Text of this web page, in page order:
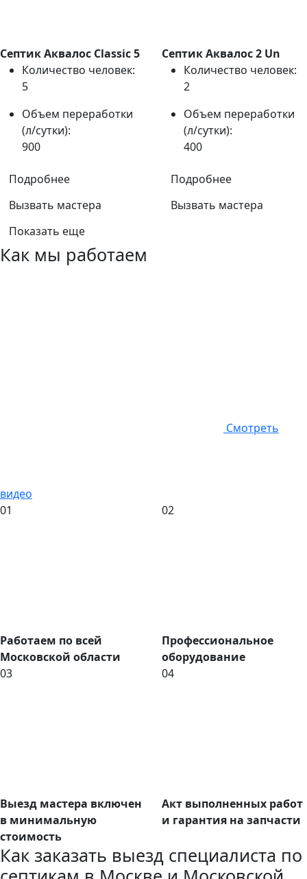
Септик Аквалос Classic 5
Количество человек:
5
Объем переработки
(л/сутки):
900
Подробнее
Вызвать мастера
Септик Аквалос 2 Un
Количество человек:
2
Объем переработки
(л/сутки):
400
Подробнее
Вызвать мастера
Показать еще
Как мы работаем
Смотреть
видео
01
Работаем по всей
Московской области
02
Профессиональное
оборудование
03
Выезд мастера включен
в минимальную
стоимость
04
Акт выполненных работ
и гарантия на запчасти
Как заказать выезд специалиста по